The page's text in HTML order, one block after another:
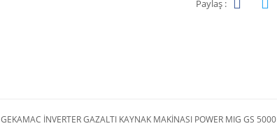
Paylaş :
GEKAMAC İNVERTER GAZALTI KAYNAK MAKİNASI POWER MIG GS 5000